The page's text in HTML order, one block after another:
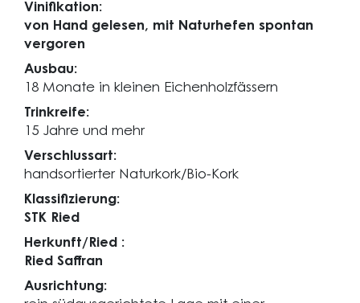
Vinifikation:
von Hand gelesen, mit Naturhefen spontan
vergoren
Ausbau:
18 Monate in kleinen Eichenholzfässern
Trinkreife:
15 Jahre und mehr
Verschlussart:
handsortierter Naturkork/Bio-Kork
Klassifizierung:
STK Ried
Herkunft/Ried :
Ried Saffran
Ausrichtung: